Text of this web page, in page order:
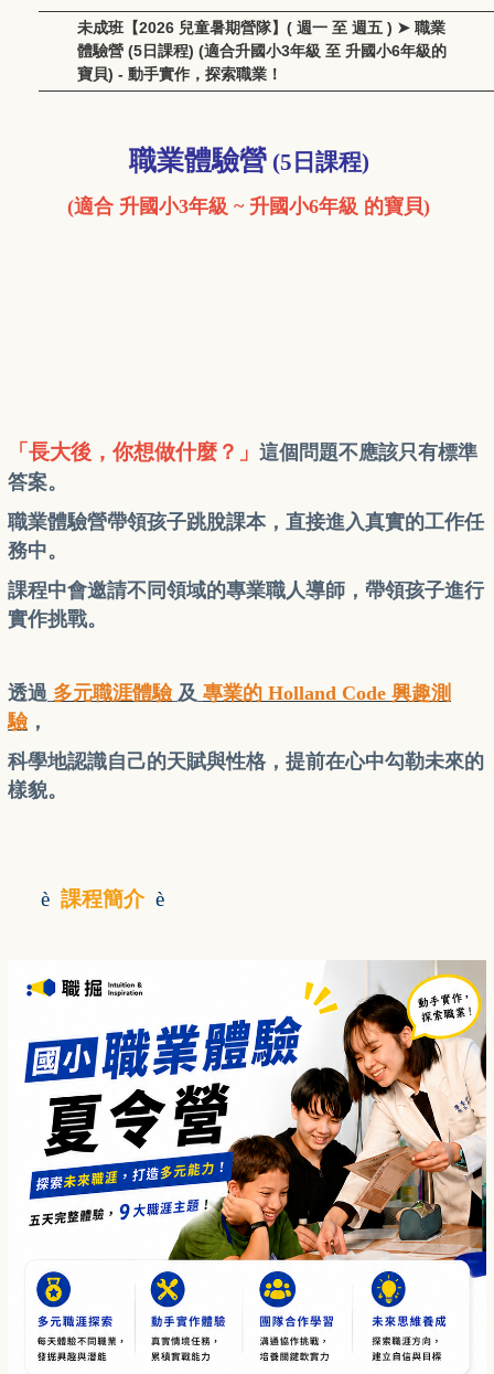
未成班【2026 兒童暑期營隊】( 週一 至 週五 ) ➤ 職業
體驗營 (5日課程) (適合升國小3年級 至 升國小6年級的
寶貝) - 動手實作，探索職業！
職業體驗營(5日課程)
(適合 升國小3年級 ~ 升國小6年級 的寶貝)
「長大後，你想做什麼？」 這個問題不應該只有標準
答案。
職業體驗營帶領孩子跳脫課本，直接進入真實的工作任
務中。
課程中會邀請不同領域的專業職人導師，帶領孩子進行
實作挑戰。
透過 多元職涯體驗 及 專業的 Holland Code 興趣測
驗，
科學地認識自己的天賦與性格，提前在心中勾勒未來的
樣貌。
è 課程簡介 è